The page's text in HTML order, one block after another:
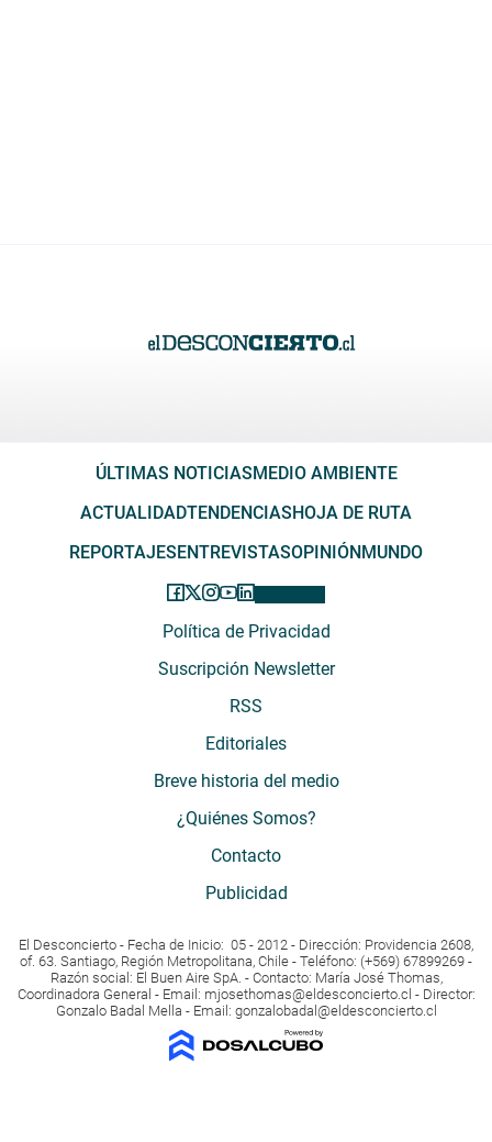
ÚLTIMAS NOTICIASMEDIO AMBIENTE
ACTUALIDADTENDENCIASHOJA DE RUTA
REPORTAJESENTREVISTASOPINIÓNMUNDO
Política de Privacidad
Suscripción Newsletter
RSS
Editoriales
Breve historia del medio
¿Quiénes Somos?
Contacto
Publicidad
El Desconcierto - Fecha de Inicio: 05 - 2012 - Dirección: Providencia 2608,
of. 63. Santiago, Región Metropolitana, Chile - Teléfono: (+569) 67899269 -
Razón social: El Buen Aire SpA. - Contacto: María José Thomas,
Coordinadora General - Email: mjosethomas@eldesconcierto.cl - Director:
Gonzalo Badal Mella - Email: gonzalobadal@eldesconcierto.cl